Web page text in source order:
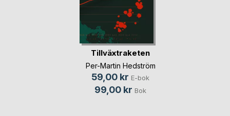
Tillväxtraketen
Per-Martin Hedström
59,00 kr E-bok
99,00 kr Bok